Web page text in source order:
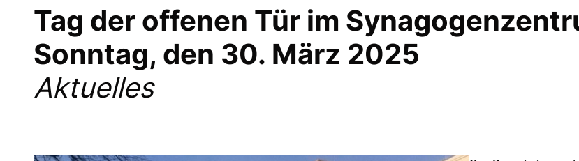
Tag der offenen Tür im
Sonntag, den 30. März 2025
Aktuelles